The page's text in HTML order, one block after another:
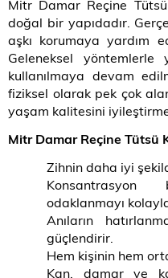
Mitr Damar Reçine
doğal bir yapıdadır.
aşkı korumaya yardım
Geleneksel yöntemlerle
kullanılmaya devam
fiziksel olarak pek çok
yaşam kalitesini
Mitr Damar Reçine Tütsü
Zihnin daha iyi
Konsantrasyon
odaklanmayı
Anıların
güçlendirir.
Hem kişinin hem
Kan, damar ve